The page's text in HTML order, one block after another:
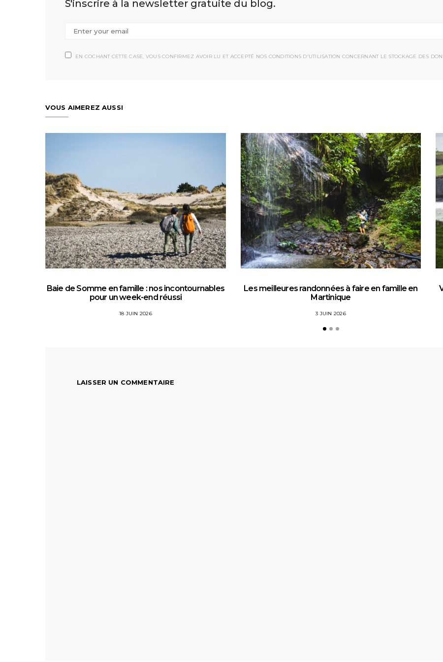
S'inscrire à la newsletter gratuite du blog.
EN COCHANT CETTE CASE, VOUS CONFIRMEZ AVOIR LU ET ACCEPTÉ NOS CONDITIONS D'UTILISATION CONCERNANT LE STOCKAGE DES
VOUS AIMEREZ AUSSI
Baie de Somme en famille : nos incontournables
pour un week-end réussi
18 JUIN 2026
Les meilleures randonnées à faire en famille en
Martinique
3 JUIN 2026
LAISSER UN COMMENTAIRE